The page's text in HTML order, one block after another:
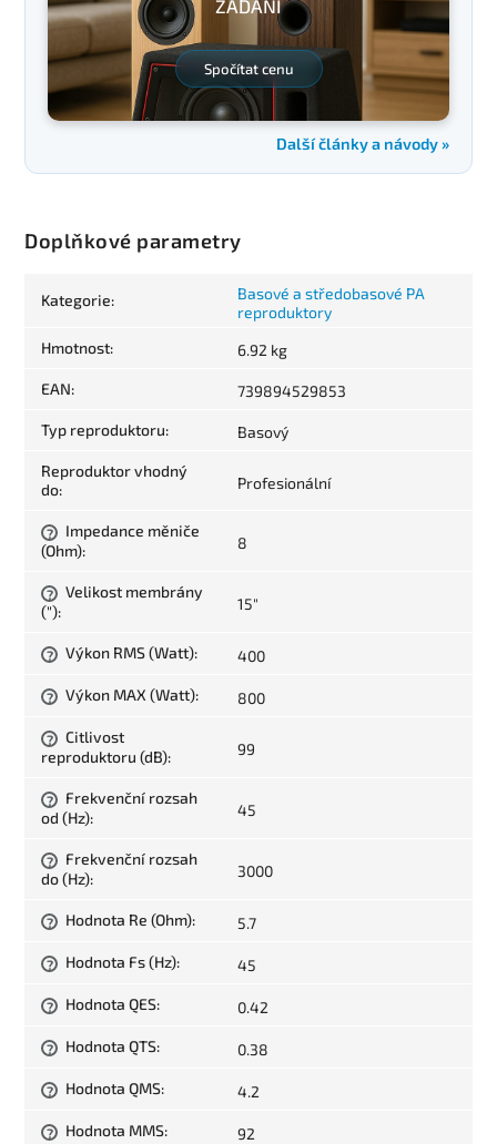
ZADÁNÍ
Spočítat cenu
Další články a návody »
Doplňkové parametry
Kategorie:
Basové a středobasové PA
reproduktory
Hmotnost: 6.92 kg
EAN: 739894529853
Typ reproduktoru: Basový
Reproduktor vhodný
do: Profesionální
?
Impedance měniče
(Ohm): 8
?
Velikost membrány
("): 15"
? Výkon RMS (Watt): 400
? Výkon MAX (Watt): 800
?
Citlivost
reproduktoru (dB): 99
?
Frekvenční rozsah
od (Hz): 45
?
Frekvenční rozsah
do (Hz): 3000
? Hodnota Re (Ohm): 5.7
? Hodnota Fs (Hz): 45
? Hodnota QES: 0.42
? Hodnota QTS: 0.38
? Hodnota QMS: 4.2
? Hodnota MMS: 92